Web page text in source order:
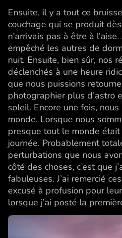
Ensuite, il y a tout ce
couchage qui se produit
n’arrivais pas à être à
empêché les autres de
nuit. Ensuite, bien sûr, nos
déclenchés à une heure
que nous puissions
photographier plus d’astro
soleil. Encore une fois,
monde. Lorsque nous
presque tout le monde
journée. Probablement
perturbations que nous
côté des choses, c’est que
fabuleuses. J’ai remercié
excusé à profusion pour
lorsque j’ai posté la